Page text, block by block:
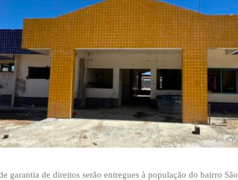
garantia de direitos serão entregues à população do bairro São